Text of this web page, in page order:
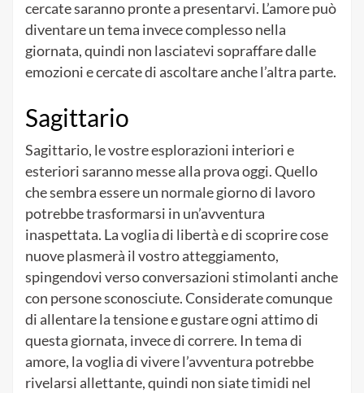
cercate saranno pronte a presentarvi. L’amore può
diventare un tema invece complesso nella
giornata, quindi non lasciatevi sopraffare dalle
emozioni e cercate di ascoltare anche l’altra parte.
Sagittario
Sagittario, le vostre esplorazioni interiori e
esteriori saranno messe alla prova oggi. Quello
che sembra essere un normale giorno di lavoro
potrebbe trasformarsi in un’avventura
inaspettata. La voglia di libertà e di scoprire cose
nuove plasmerà il vostro atteggiamento,
spingendovi verso conversazioni stimolanti anche
con persone sconosciute. Considerate comunque
di allentare la tensione e gustare ogni attimo di
questa giornata, invece di correre. In tema di
amore, la voglia di vivere l’avventura potrebbe
rivelarsi allettante, quindi non siate timidi nel